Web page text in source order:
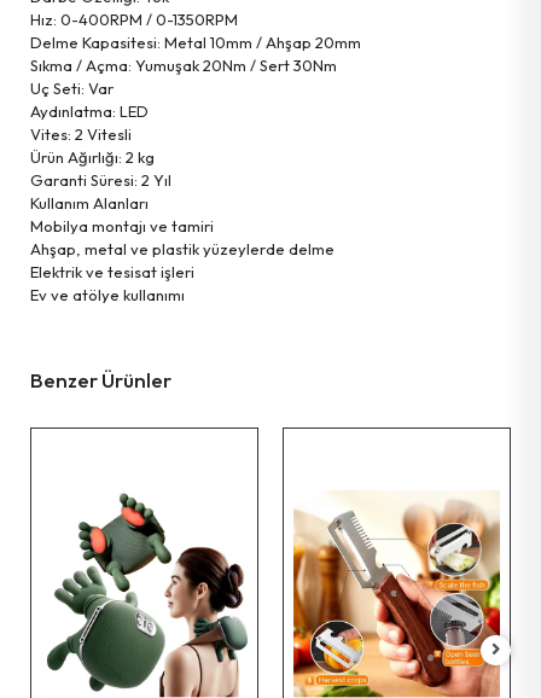
Pet Shop Ürünleri
Kişisel Güvenlik Ürünleri
Kişisel Bakım Aletleri
Güvenlik Ürünleri
Ev & Ofis Dekor Ürünleri
Bahçe El Aletleri
Hız: 0-400RPM / 0-1350RPM
Delme Kapasitesi: Metal 10mm / Ahşap 20mm
Sıkma / Açma: Yumuşak 20Nm / Sert 30Nm
Uç Seti: Var
Aydınlatma: LED
Vites: 2 Vitesli
Ürün Ağırlığı: 2 kg
Garanti Süresi: 2 Yıl
Kullanım Alanları
Mobilya montajı ve tamiri
Ahşap, metal ve plastik yüzeylerde delme
Elektrik ve tesisat işleri
Ev ve atölye kullanımı
Benzer Ürünler